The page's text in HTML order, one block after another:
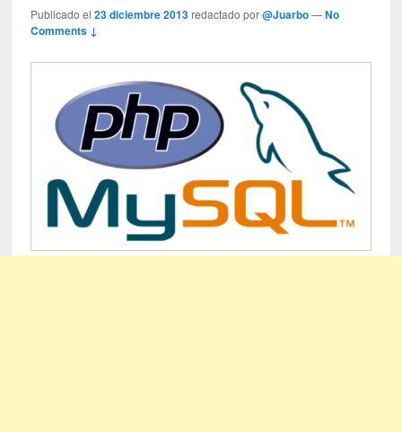
Publicado el23 diciembre 2013 redactado por@Juarbo —No
Comments ↓